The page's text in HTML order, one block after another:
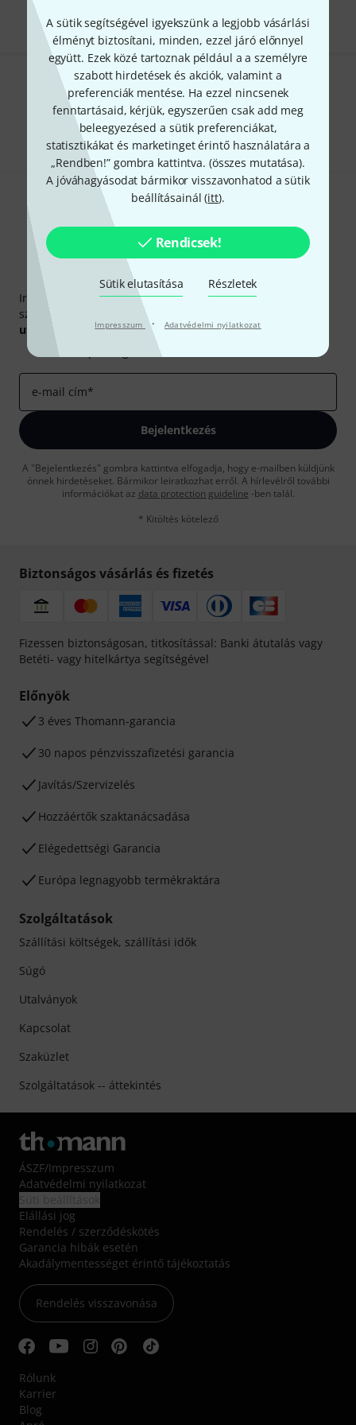
A sütik segítségével igyekszünk a legjobb vásárlási
élményt biztosítani, minden, ezzel járó előnnyel
együtt. Ezek közé tartoznak például a a személyre
szabott hirdetések és akciók, valamint a
preferenciák mentése. Ha ezzel nincsenek
fenntartásaid, kérjük, egyszerűen csak add meg
beleegyezésed a sütik preferenciákat,
statisztikákat és marketinget érintő használatára a
„Rendben!” gombra kattintva. (összes mutatása).
A jóváhagyásodat bármikor visszavonhatod a sütik
beállításainál (itt).
Rendicsek!
Sütik elutasítása Részletek
Impresszum · Adatvédelmi nyilatkozat
Tetszik, amit látsz?
Megosztás Súgó & Visszajelzések
Thomann hírlevél
Iratkozz fel a Thomann angol nyelvű hírlevelére, és kis
szerencsével megnyerheted a
utalvány
egyikét.
Inspiráló gondolatok
e-mail cím*
Bejelentkezés
A "Bejelentkezés" gombra kattintva elfogadja, hogy e-mailben küldjünk
önnek hirdetéseket. Bármikor leiratkozhat erről. A hírlevélről további
információkat az data protection guideline -ben talál.
* Kitöltés kötelező
Biztonságos vásárlás és fizetés
Fizessen biztonságosan, titkosítással: Banki átutalás vagy
Betéti- vagy hitelkártya segítségével
Előnyök
3 éves Thomann-garancia
30 napos pénzvisszafizetési garancia
Javítás/Szervizelés
Hozzáértők szaktanácsadása
Elégedettségi Garancia
Európa legnagyobb termékraktára
Szolgáltatások
Szállítási költségek, szállítási idők
Súgó
Utalványok
Kapcsolat
Szaküzlet
Szolgáltatások -- áttekintés
ÁSZF/Impresszum
Adatvédelmi nyilatkozat
Elállási jog
Rendelés / szerződéskötés
Garancia hibák esetén
Akadálymentességet érintő tájékoztatás
Rendelés visszavonása
Rólunk
Karrier
Blog